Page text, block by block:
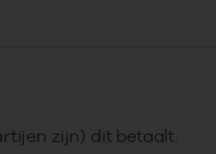
zijn) dit betaalt.